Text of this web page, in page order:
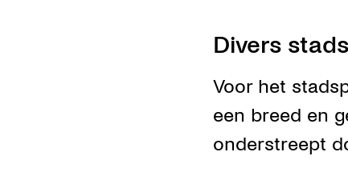
Divers
Voor het
een breed en
onderstreept